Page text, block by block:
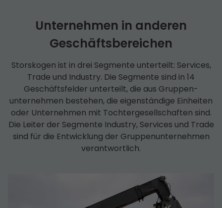
Unternehmen in anderen
Geschäfts­bereichen
Storskogen ist in drei Segmente unterteilt: Services,
Trade und Industry. Die Segmente sind in 14
Geschäfts­felder unterteilt, die aus Gruppen­
unternehmen bestehen, die eigenständige Einheiten
oder Unternehmen mit Tochter­­gesell­schaften sind.
Die Leiter der Segmente Industry, Services und Trade
sind für die Entwicklung der Gruppen­unternehmen
verantwortlich.